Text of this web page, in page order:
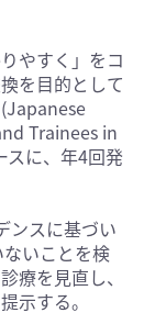
やすく」をコ
を目的として
Trainees in
スに、年4回発
ンスに基づい
いことを検
療を見直し、
示する。